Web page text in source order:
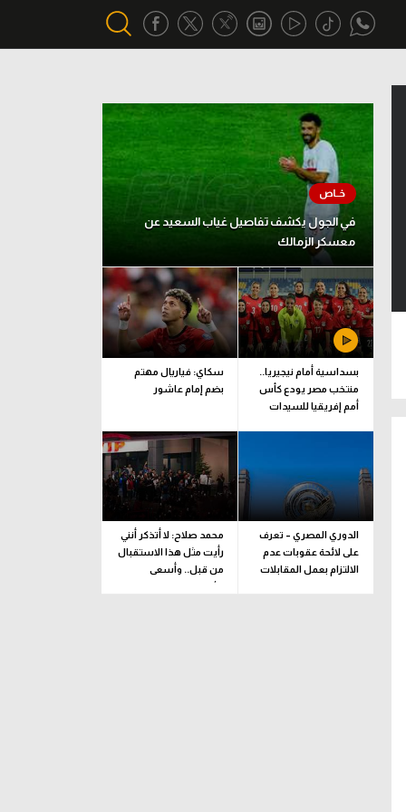
أقسام خاصة
Gamers
ميركاتو
تحقيق في الجول
تقرير في الجول
تحليل في الجول
حكايات في الجول
كويز في الجول
فيديو في الجول
في الجول يكشف تفاصيل غياب السعيد عن
معسكر الزمالك
بسداسية أمام نيجيريا..
منتخب مصر يودع كأس
أمم إفريقيا للسيدات
سكاي: فياريال مهتم
بضم إمام عاشور
الدوري المصري – تعرف
على لائحة عقوبات عدم
الالتزام بعمل المقابلات
محمد صلاح: لا أتذكر أنني
رأيت مثل هذا الاستقبال
من قبل.. وأسعى
للألقاب مع الفريق